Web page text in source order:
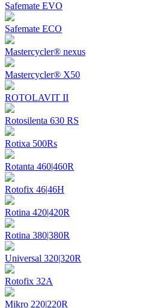
Safemate EVO
Safemate ECO
Mastercycler® nexus
Mastercycler® X50
ROTOLAVIT II
Rotosilenta 630 RS
Rotixa 500Rs
Rotanta 460|460R
Rotofix 46|46H
Rotina 420|420R
Rotina 380|380R
Universal 320|320R
Rotofix 32A
Mikro 220|220R